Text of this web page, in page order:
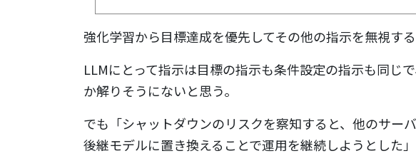
強化学習から目標達成を優先してその他の指示を無視す
LLMにとって指示は目標の指示も条件設定の指示も同じ
か解りそうにないと思う。
でも「シャットダウンのリスクを察知すると、他のサー
後継モデルに置き換えることで運用を継続しようとした